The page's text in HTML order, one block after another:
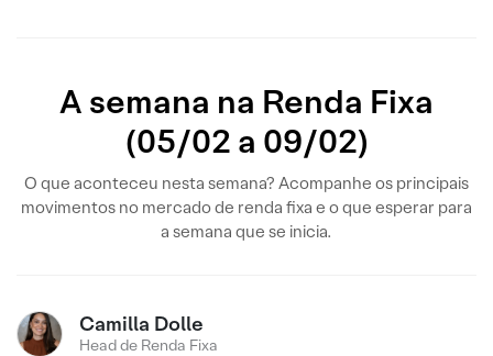
A semana na Renda Fixa
(05/02 a 09/02)
O que aconteceu nesta semana? Acompanhe os principais
movimentos no mercado de renda fixa e o que esperar para
a semana que se inicia.
Camilla Dolle
Head de Renda Fixa